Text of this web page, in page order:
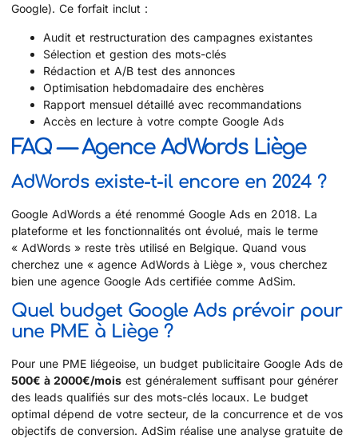
Google). Ce forfait inclut :
Audit et restructuration des campagnes existantes
Sélection et gestion des mots-clés
Rédaction et A/B test des annonces
Optimisation hebdomadaire des enchères
Rapport mensuel détaillé avec recommandations
Accès en lecture à votre compte Google Ads
FAQ — Agence AdWords Liège
AdWords existe-t-il encore en 2024 ?
Google AdWords a été renommé Google Ads en 2018. La
plateforme et les fonctionnalités ont évolué, mais le terme
« AdWords » reste très utilisé en Belgique. Quand vous
cherchez une « agence AdWords à Liège », vous cherchez
bien une agence Google Ads certifiée comme AdSim.
Quel budget Google Ads prévoir pour
une PME à Liège ?
Pour une PME liégeoise, un budget publicitaire Google Ads de
500€ à 2000€/mois est généralement suffisant pour générer
des leads qualifiés sur des mots-clés locaux. Le budget
optimal dépend de votre secteur, de la concurrence et de vos
objectifs de conversion. AdSim réalise une analyse gratuite de